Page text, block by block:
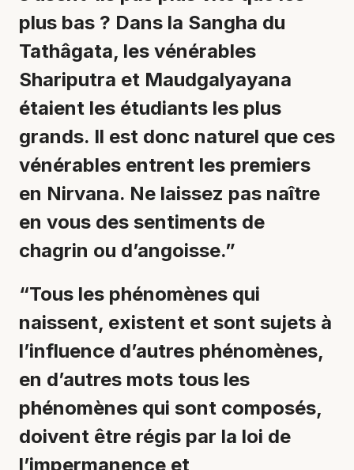
plus bas ? Dans la Sangha du
Tathâgata, les vénérables
Shariputra et Maudgalyayana
étaient les étudiants les plus
grands. Il est donc naturel que ces
vénérables entrent les premiers
en Nirvana. Ne laissez pas naître
en vous des sentiments de
chagrin ou d’angoisse.”
“Tous les phénomènes qui
naissent, existent et sont sujets à
l’influence d’autres phénomènes,
en d’autres mots tous les
phénomènes qui sont composés,
doivent être régis par la loi de
l’impermanence et